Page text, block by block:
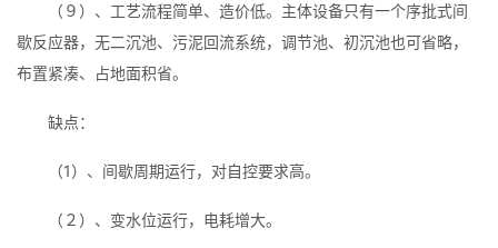
（９）、工艺流程简单、造价低。主体设备只有一个序批式间
歇反应器，无二沉池、污泥回流系统，调节池、初沉池也可省略，
布置紧凑、占地面积省。
缺点：
（1）、间歇周期运行，对自控要求高。
（２）、变水位运行，电耗增大。